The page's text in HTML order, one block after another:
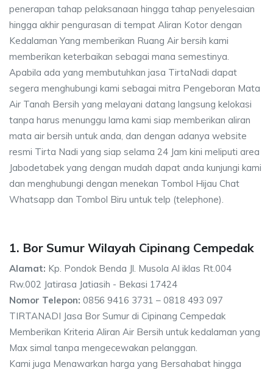
penerapan tahap pelaksanaan hingga tahap penyelesaian
hingga akhir pengurasan di tempat Aliran Kotor dengan
Kedalaman Yang memberikan Ruang Air bersih kami
memberikan keterbaikan sebagai mana semestinya.
Apabila ada yang membutuhkan jasa TirtaNadi dapat
segera menghubungi kami sebagai mitra Pengeboran Mata
Air Tanah Bersih yang melayani datang langsung kelokasi
tanpa harus menunggu lama kami siap memberikan aliran
mata air bersih untuk anda, dan dengan adanya website
resmi Tirta Nadi yang siap selama 24 Jam kini meliputi area
Jabodetabek yang dengan mudah dapat anda kunjungi kami
dan menghubungi dengan menekan Tombol Hijau Chat
Whatsapp dan Tombol Biru untuk telp (telephone).
1. Bor Sumur Wilayah Cipinang Cempedak
Alamat: Kp. Pondok Benda Jl. Musola Al iklas Rt.004
Rw.002 Jatirasa Jatiasih - Bekasi 17424
Nomor Telepon: 0856 9416 3731 – 0818 493 097
TIRTANADI Jasa Bor Sumur di Cipinang Cempedak
Memberikan Kriteria Aliran Air Bersih untuk kedalaman yang
Max simal tanpa mengecewakan pelanggan.
Kami juga Menawarkan harga yang Bersahabat hingga